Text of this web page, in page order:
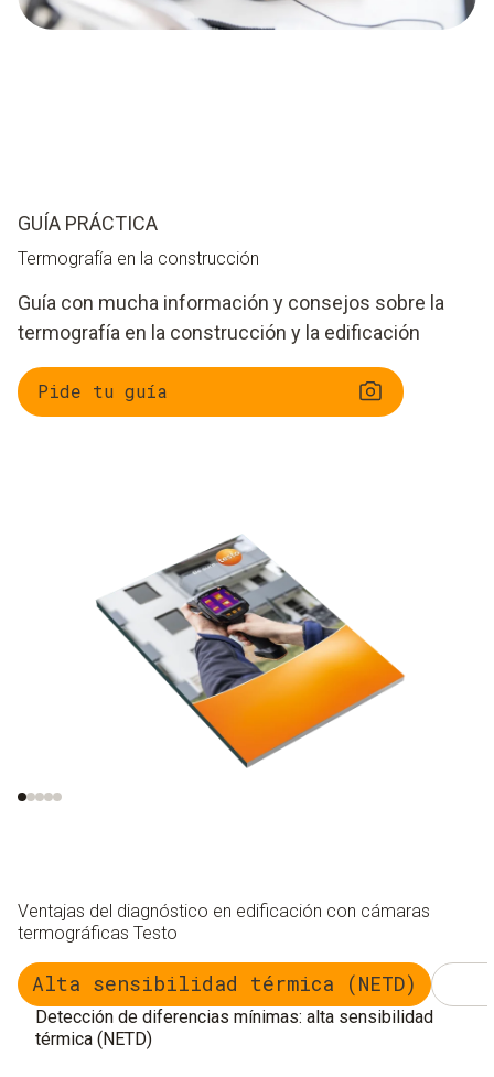
GUÍA PRÁCTICA
Termografía en la construcción
Guía con mucha información y consejos sobre la
termografía en la construcción y la edificación
Pide tu guía
Potencial de ahorro
La termografía como
técnica de medición
eficaz para el sector
Ventajas del diagnóstico en edificación con cámaras
termográficas Testo
Alta sensibilidad térmica (NETD)
Detección de diferencias mínimas: alta sensibilidad
térmica (NETD)